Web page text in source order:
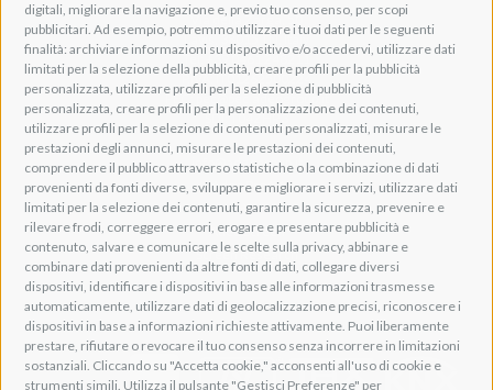
digitali, migliorare la navigazione e, previo tuo consenso, per scopi
pubblicitari. Ad esempio, potremmo utilizzare i tuoi dati per le seguenti
finalità: archiviare informazioni su dispositivo e/o accedervi, utilizzare dati
limitati per la selezione della pubblicità, creare profili per la pubblicità
personalizzata, utilizzare profili per la selezione di pubblicità
personalizzata, creare profili per la personalizzazione dei contenuti,
utilizzare profili per la selezione di contenuti personalizzati, misurare le
prestazioni degli annunci, misurare le prestazioni dei contenuti,
comprendere il pubblico attraverso statistiche o la combinazione di dati
provenienti da fonti diverse, sviluppare e migliorare i servizi, utilizzare dati
limitati per la selezione dei contenuti, garantire la sicurezza, prevenire e
rilevare frodi, correggere errori, erogare e presentare pubblicità e
contenuto, salvare e comunicare le scelte sulla privacy, abbinare e
combinare dati provenienti da altre fonti di dati, collegare diversi
dispositivi, identificare i dispositivi in base alle informazioni trasmesse
automaticamente, utilizzare dati di geolocalizzazione precisi, riconoscere i
dispositivi in base a informazioni richieste attivamente. Puoi liberamente
prestare, rifiutare o revocare il tuo consenso senza incorrere in limitazioni
sostanziali. Cliccando su "Accetta cookie," acconsenti all'uso di cookie e
strumenti simili. Utilizza il pulsante "Gestisci Preferenze" per
Via della Zarga, 50
Lavis, 38015 TN, Italy
Tel: +39 0461 248211
P.IVA: IT01262500224
PEC: pec@pec.adeogroup.it
SDI: T04ZHR3
info@adeogroup.it
Adeo ProAV
Adeo HomeAV
Adeo Screen
Screen Research
Adeum Cinema Suite